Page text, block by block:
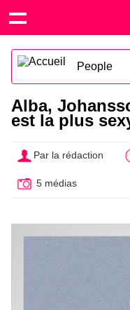
People
Alba,
est la plus
Par la rédaction
5 médias